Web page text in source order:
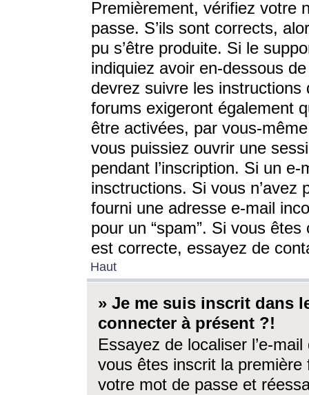
Premièrement, vérifiez votre
passe. S’ils sont corrects,
pu s’être produite. Si le
indiquiez avoir en-dessous
devrez suivre les
forums exigeront également
être activées, par vous-
vous puissiez ouvrir une
pendant l’inscription. Si un
insctructions. Si vous n’avez
fourni une adresse e-mail
pour un “spam”. Si vous
est correcte, essayez de
Haut
» Je me suis inscrit dans
connecter à présent ?!
Essayez de localiser l’e-
vous êtes inscrit la première
votre mot de passe et